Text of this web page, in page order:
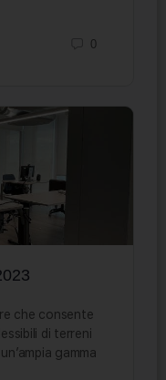
0
che consente
di terreni
gamma